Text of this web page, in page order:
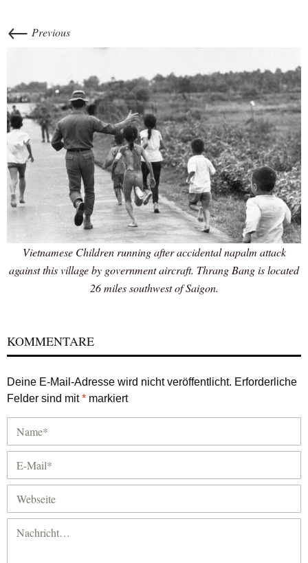
← Previous
Vietnamese Children running after accidental napalm attack
against this village by government aircraft. Thrang Bang is located
26 miles southwest of Saigon.
KOMMENTARE
Deine E-Mail-Adresse wird nicht veröffentlicht. Erforderliche
Felder sind mit* markiert